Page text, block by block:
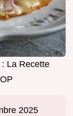
La Recette
2025